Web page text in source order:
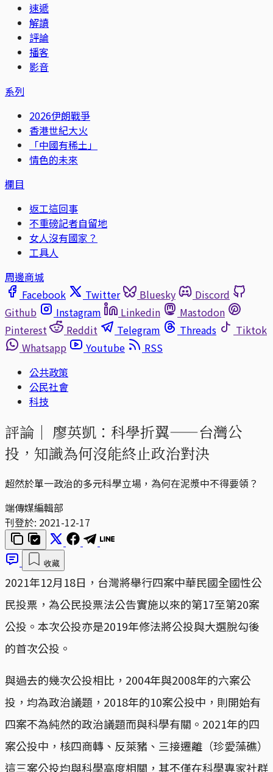
速遞
解讀
評論
播客
影音
系列
2026伊朗戰爭
香港世紀大火
「中國有稀土」
情色的未來
欄目
返工這回事
不重磅記者自留地
女人沒有國家？
工具人
周邊商城
Facebook
Twitter Bluesky
Discord
Github
Instagram Linkedin
Mastodon
Pinterest
Reddit Telegram Threads
Tiktok
Whatsapp
Youtube
RSS
公共政策
公民社會
科技
評論｜ 廖英凱：科學折翼——台灣公
投，知識為何沒能終止政治對決
超然於單一政治的多元科學立場，為何在泥漿中不得要領？
端傳媒編輯部
刊登於: 2021-12-17
收藏
2021年12月18日，台灣將舉行四案中華民國全國性公
民投票，為公民投票法公告實施以來的第17至第20案
公投。本次公投亦是2019年修法將公投與大選脫勾後
的首次公投。
與過去的幾次公投相比，2004年與2008年的六案公
投，均為政治議題，2018年的10案公投中，則開始有
四案不為純然的政治議題而與科學有關。2021年的四
案公投中，核四商轉、反萊豬、三接遷離（珍愛藻礁）
這三案公投均與科學高度相關，其不僅在科學專家社群